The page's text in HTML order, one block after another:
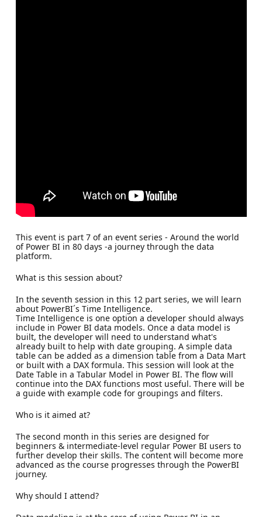
This event is part 7 of an event series - Around the world
of Power BI in 80 days -a journey through the data
platform.
What is this session about?
In the seventh session in this 12 part series, we will learn
about PowerBI´s Time Intelligence.
Time Intelligence is one option a developer should always
include in Power BI data models. Once a data model is
built, the developer will need to understand what's
already built to help with date grouping. A simple data
table can be added as a dimension table from a Data Mart
or built with a DAX formula. This session will look at the
Date Table in a Tabular Model in Power BI. The flow will
continue into the DAX functions most useful. There will be
a guide with example code for groupings and filters.
Who is it aimed at?
The second month in this series are designed for
beginners & intermediate-level regular Power BI users to
further develop their skills. The content will become more
advanced as the course progresses through the PowerBI
journey.
Why should I attend?